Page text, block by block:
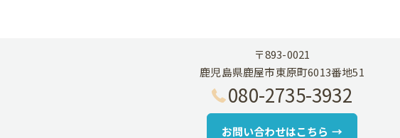
〒893-0021
鹿児島県鹿屋市東原町6013番地51
080-2735-3932
お問い合わせはこちら